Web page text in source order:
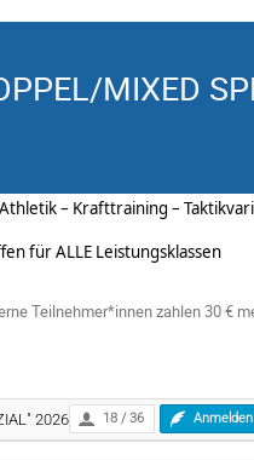
MIXED
– Krafttraining –
für ALLE Leistungsklassen
Teilnehmer*innen zahlen 30 €
2026 18 / 36 Anmelden